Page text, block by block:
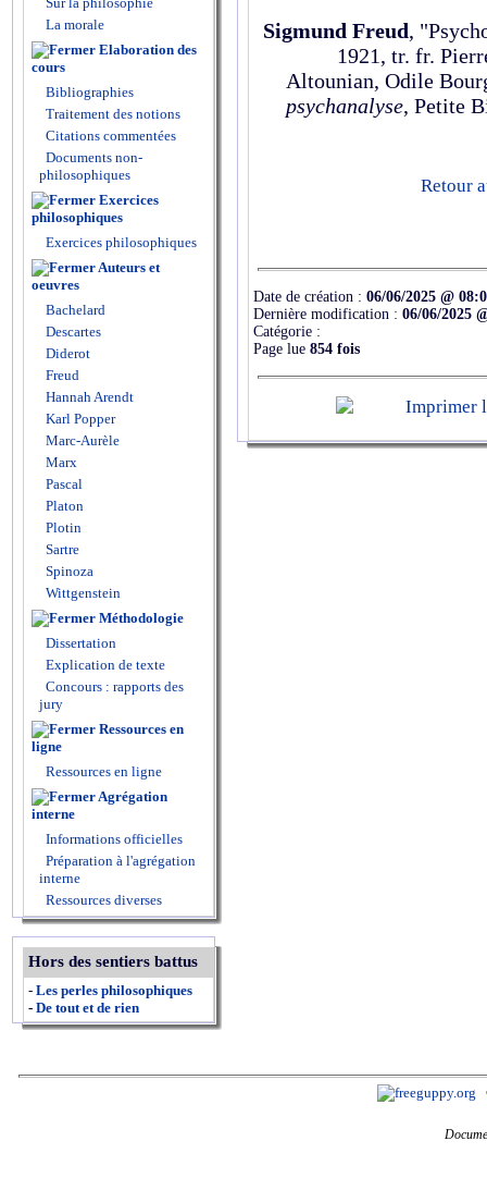
La morale
Elaboration des
cours
Bibliographies
Traitement des notions
Citations commentées
Documents non-
philosophiques
Exercices
philosophiques
Exercices philosophiques
Auteurs et
oeuvres
Bachelard
Descartes
Diderot
Freud
Hannah Arendt
Karl Popper
Marc-Aurèle
Marx
Pascal
Platon
Plotin
Sartre
Spinoza
Wittgenstein
Méthodologie
Dissertation
Explication de texte
Concours : rapports des
jury
Ressources en
ligne
Ressources en ligne
Agrégation
interne
Informations officielles
Préparation à l'agrégation
interne
Ressources diverses
Hors des sentiers battus
- Les perles philosophiques
- De tout et de rien
Sigmund Freud,
1921, tr. fr.
Altounian, Odile
psychanalyse, Petite
Retour
Date de création : 06/06/2025 @
Dernière modification : 06/06/2025
Catégorie :
Page lue 854 fois